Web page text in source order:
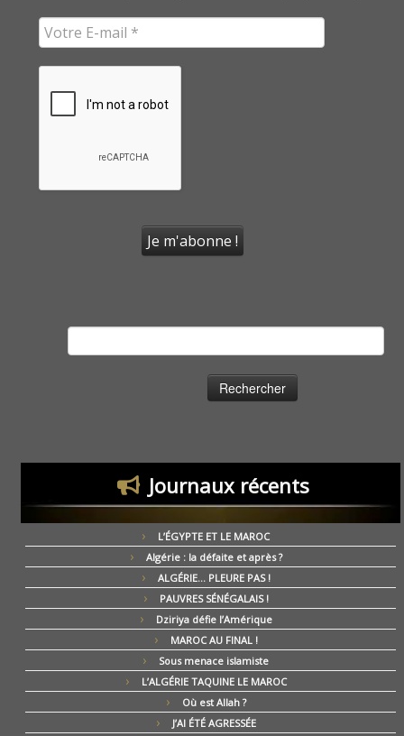
Journaux récents
L’ÉGYPTE ET LE MAROC
Algérie : la défaite et après ?
ALGÉRIE… PLEURE PAS !
PAUVRES SÉNÉGALAIS !
Dziriya défie l’Amérique
MAROC AU FINAL !
Sous menace islamiste
L’ALGÉRIE TAQUINE LE MAROC
Où est Allah ?
J’AI ÉTÉ AGRESSÉE